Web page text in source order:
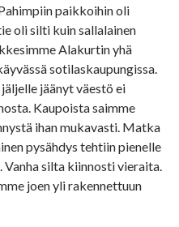
paikkoihin oli
oli silti kuin sallalainen
Alakurtin yhä
sotilaskaupungissa.
jäänyt väestö ei
Kaupoista saimme
ihan mukavasti. Matka
pysähdys tehtiin pienelle
Vanha silta kiinnosti vieraita.
joen yli rakennettuun